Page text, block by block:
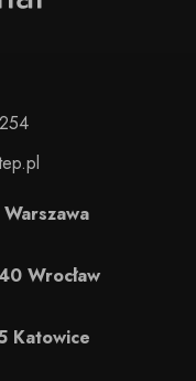
Wrocław
Katowice